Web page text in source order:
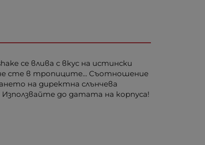
се влива с вкус на истински
сте в тропиците... Съотношение
на директна слънчева
до датата на корпуса!